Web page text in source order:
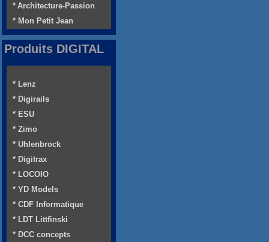
* Architecture-Passion
* Mon Petit Jean
Produits DIGITAL
* Lenz
* Digirails
* ESU
* Zimo
* Uhlenbrock
* Digitrax
* LOCOIO
* YD Models
* CDF Informatique
* LDT Littfinski
* DCC concepts